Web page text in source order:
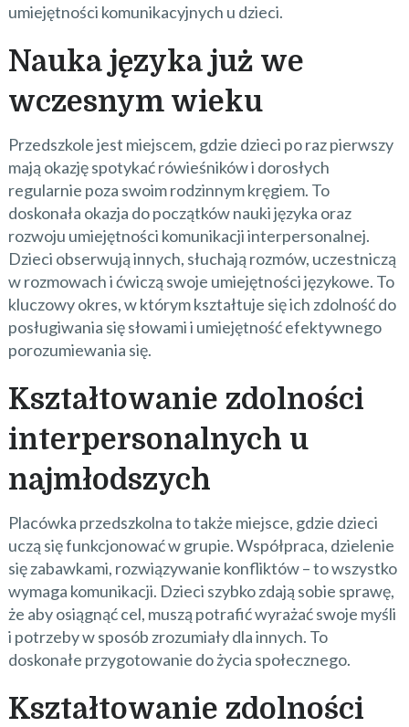
umiejętności komunikacyjnych u dzieci.
Nauka języka już we
wczesnym wieku
Przedszkole jest miejscem, gdzie dzieci po raz pierwszy
mają okazję spotykać rówieśników i dorosłych
regularnie poza swoim rodzinnym kręgiem. To
doskonała okazja do początków nauki języka oraz
rozwoju umiejętności komunikacji interpersonalnej.
Dzieci obserwują innych, słuchają rozmów, uczestniczą
w rozmowach i ćwiczą swoje umiejętności językowe. To
kluczowy okres, w którym kształtuje się ich zdolność do
posługiwania się słowami i umiejętność efektywnego
porozumiewania się.
Kształtowanie zdolności
interpersonalnych u
najmłodszych
Placówka przedszkolna to także miejsce, gdzie dzieci
uczą się funkcjonować w grupie. Współpraca, dzielenie
się zabawkami, rozwiązywanie konfliktów – to wszystko
wymaga komunikacji. Dzieci szybko zdają sobie sprawę,
że aby osiągnąć cel, muszą potrafić wyrażać swoje myśli
i potrzeby w sposób zrozumiały dla innych. To
doskonałe przygotowanie do życia społecznego.
Kształtowanie zdolności